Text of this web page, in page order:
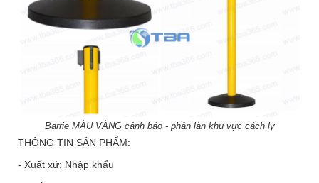
Barrie MÀU VÀNG cảnh báo - phân làn khu vực cách ly
THÔNG TIN SẢN PHẨM:
- Xuất xứ: Nhập khẩu